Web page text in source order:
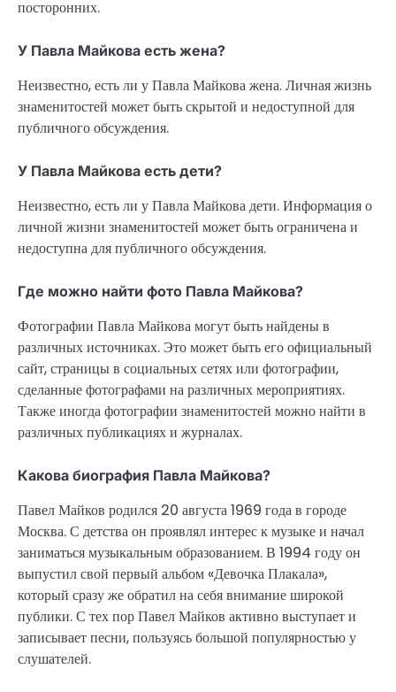
посторонних.
У Павла Майкова есть жена?
Неизвестно, есть ли у Павла Майкова жена. Личная жизнь
знаменитостей может быть скрытой и недоступной для
публичного обсуждения.
У Павла Майкова есть дети?
Неизвестно, есть ли у Павла Майкова дети. Информация о
личной жизни знаменитостей может быть ограничена и
недоступна для публичного обсуждения.
Где можно найти фото Павла Майкова?
Фотографии Павла Майкова могут быть найдены в
различных источниках. Это может быть его официальный
сайт, страницы в социальных сетях или фотографии,
сделанные фотографами на различных мероприятиях.
Также иногда фотографии знаменитостей можно найти в
различных публикациях и журналах.
Какова биография Павла Майкова?
Павел Майков родился 20 августа 1969 года в городе
Москва. С детства он проявлял интерес к музыке и начал
заниматься музыкальным образованием. В 1994 году он
выпустил свой первый альбом «Девочка Плакала»,
который сразу же обратил на себя внимание широкой
публики. С тех пор Павел Майков активно выступает и
записывает песни, пользуясь большой популярностью у
слушателей.